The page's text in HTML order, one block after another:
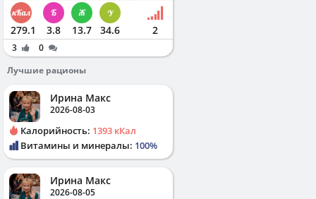
279.1 3.8 13.7 34.6 2
3
0
Лучшие рационы
Ирина Макс
2026-08-03
Калорийность: 1393 кКал
Витамины и минералы: 100%
Ирина Макс
2026-08-05